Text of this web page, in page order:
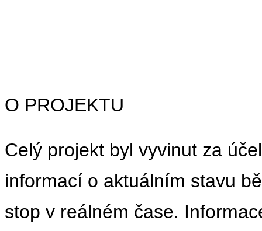
O PROJEKTU
Celý projekt byl vyvinut za
informací o aktuálním stavu
stop v reálném čase.